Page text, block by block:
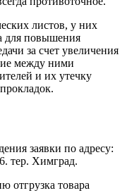
листов, у них
для повышения
за счет увеличения
между ними
и их утечку
заявки по адресу:
тер. Химград.
отгрузка товара